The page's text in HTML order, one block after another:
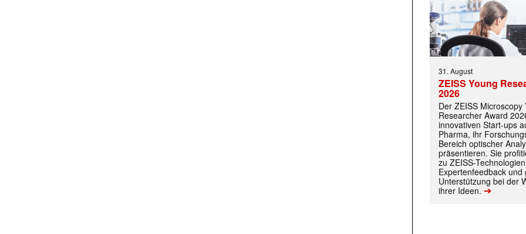
31. August
ZEISS Young
2026
Der ZEISS Microscopy
Researcher Award
innovativen Start-ups
Pharma, ihr
Bereich optischer
präsentieren. Sie
zu ZEISS-
Expertenfeedback und
Unterstützung bei der
ihrer Ideen. ➔